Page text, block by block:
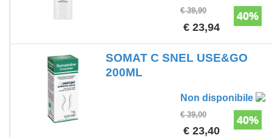
40%
€ 39,90
€ 23,94
SOMAT C SNEL USE&GO
200ML
Non disponibile
40%
€ 39,00
€ 23,40